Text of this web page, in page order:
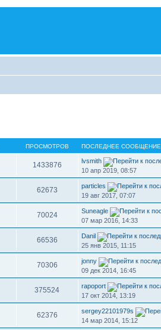
ПРОСМОТРОВ ПОСЛЕДНЕЕ СООБЩЕНИЕ
1433876
lvsmith
10 апр 2019, 08:57
62673
particles
19 авг 2017, 07:07
70024
Suneagle
07 мар 2016, 14:33
66536
Danil
25 янв 2015, 11:15
70306
jonny
09 дек 2014, 16:45
375524
rapoport
17 окт 2014, 13:19
62376
sergey22101979s
14 мар 2014, 15:12